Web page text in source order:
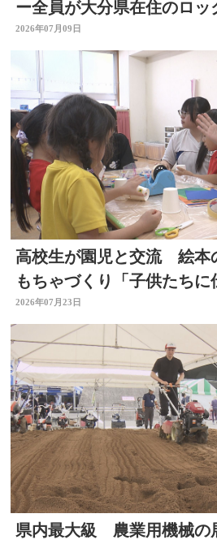
ー全員が大分県在住のロ
表敬
2026年07月09日
高校生が園児と交流 絵本
もちゃづくり「子供たちに
大切と思った」大分
2026年07月23日
県内最大級 農業用機械